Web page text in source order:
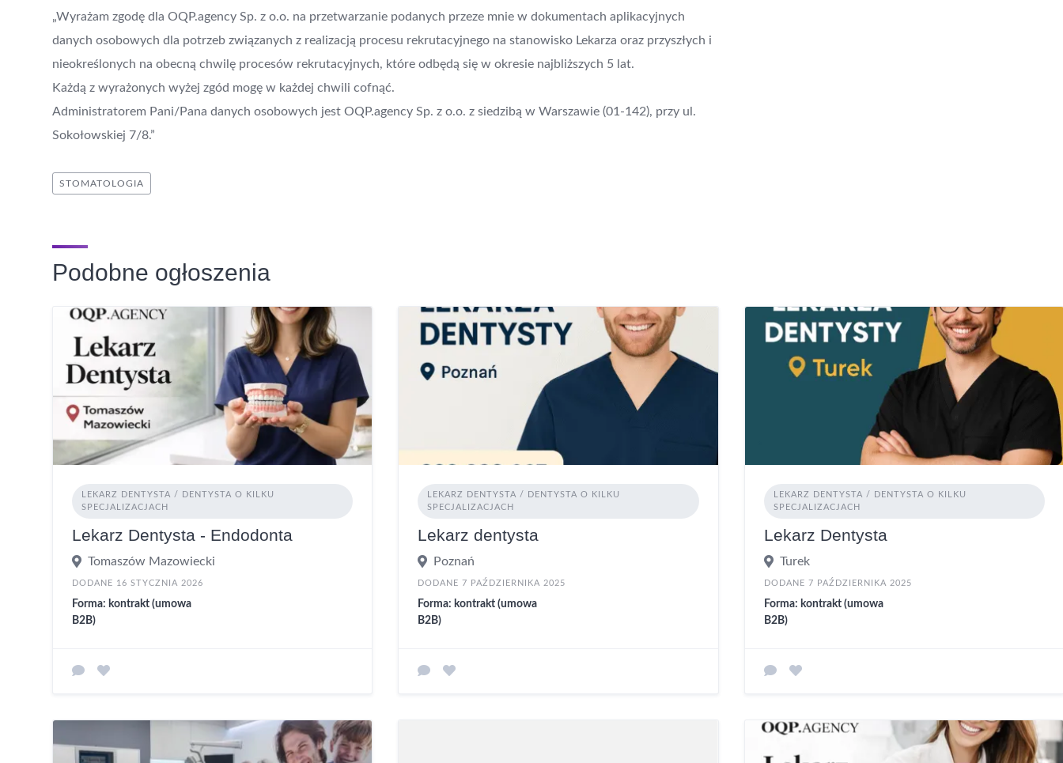
„Wyrażam zgodę dla OQP.agency Sp. z o.o. na przetwarzanie podanych przeze mnie w dokumentach aplikacyjnych
danych osobowych dla potrzeb związanych z realizacją procesu rekrutacyjnego na stanowisko Lekarza oraz przyszłych i
nieokreślonych na obecną chwilę procesów rekrutacyjnych, które odbędą się w okresie najbliższych 5 lat.
Każdą z wyrażonych wyżej zgód mogę w każdej chwili cofnąć.
Administratorem Pani/Pana danych osobowych jest OQP.agency Sp. z o.o. z siedzibą w Warszawie (01-142), przy ul.
Sokołowskiej 7/8.”
STOMATOLOGIA
Podobne ogłoszenia
LEKARZ DENTYSTA / DENTYSTA O KILKU
SPECJALIZACJACH
Lekarz Dentysta - Endodonta
Tomaszów Mazowiecki
DODANE 16 STYCZNIA 2026
Forma: kontrakt (umowa
B2B)
LEKARZ DENTYSTA / DENTYSTA O KILKU
SPECJALIZACJACH
Lekarz dentysta
Poznań
DODANE 7 PAŹDZIERNIKA 2025
Forma: kontrakt (umowa
B2B)
LEKARZ DENTYSTA / DENTYSTA O KILKU
SPECJALIZACJACH
Lekarz Dentysta
Turek
DODANE 7 PAŹDZIERNIKA 2025
Forma: kontrakt (umowa
B2B)